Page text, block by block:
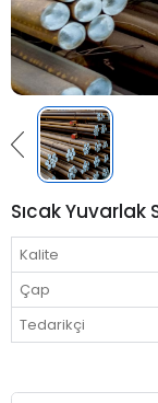
Sıcak
Kalite
Çap
Tedarikçi